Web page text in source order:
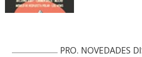
PRO. NOVEDADES